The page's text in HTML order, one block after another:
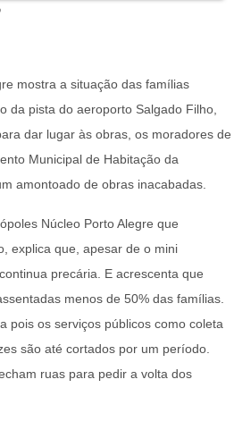
mostra a situação das famílias
da pista do aeroporto Salgado Filho,
dar lugar às obras, os moradores de
Municipal de Habitação da
amontoado de obras inacabadas.
Núcleo Porto Alegre que
explica que, apesar de o mini
precária. E acrescenta que
menos de 50% das famílias.
pois os serviços públicos como coleta
são até cortados por um período.
ruas para pedir a volta dos